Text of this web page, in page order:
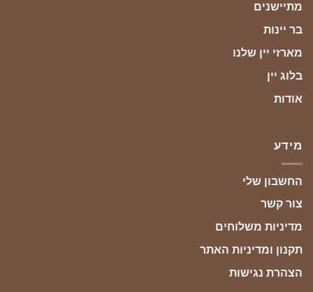
מתיישנים
בר יינות
מארזי יין שלנו
בלוג יין
אודות
מידע
החשבון שלי
צור קשר
מדיניות משלוחים
תקנון ומדיניות האתר
הצהרת נגישות